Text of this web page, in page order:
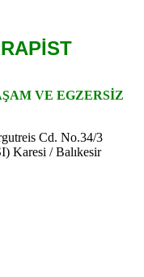
VE EGZERSİZ
Cd. No.34/3
Karesi / Balıkesir